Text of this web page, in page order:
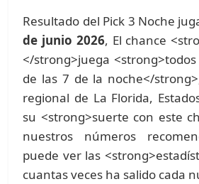
Resultado del Pick 3 Noche
de junio 2026, El chance
</strong>juega
de las 7 de la noche</
regional de La Florida,
su <strong>suerte con este
nuestros números
puede ver las
cuantas veces ha salido cada